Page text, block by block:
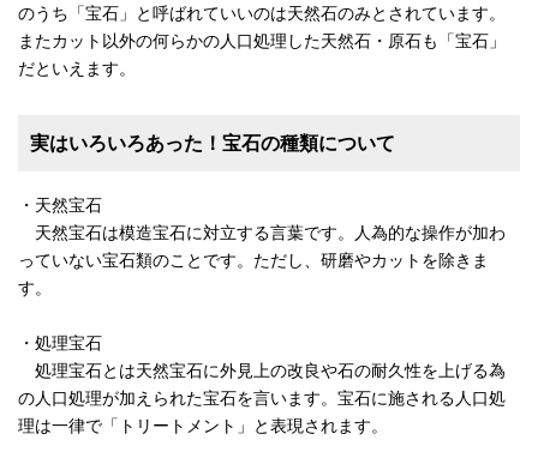
のうち「宝石」と呼ばれていいのは天然石のみとされています。
またカット以外の何らかの人口処理した天然石・原石も「宝石」
だといえます。
実はいろいろあった！宝石の種類について
・天然宝石
天然宝石は模造宝石に対立する言葉です。人為的な操作が加わ
っていない宝石類のことです。ただし、研磨やカットを除きま
す。
・処理宝石
処理宝石とは天然宝石に外見上の改良や石の耐久性を上げる為
の人口処理が加えられた宝石を言います。宝石に施される人口処
理は一律で「トリートメント」と表現されます。